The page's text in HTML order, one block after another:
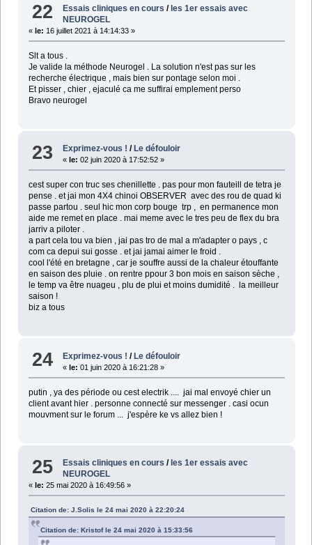
22 Essais cliniques en cours /les 1er essais avec
NEUROGEL
« le: 16 juillet 2021 à 14:14:33 »
Slt a tous .
Je valide la méthode Neurogel . La solution n'est pas sur les
recherche électrique , mais bien sur pontage selon moi .
Et pisser , chier , ejaculé ca me suffirai emplement perso
Bravo neurogel
23 Exprimez-vous ! / Le défouloir
« le: 02 juin 2020 à 17:52:52 »
cest super con truc ses chenillette . pas pour mon fauteill de tetra je
pense . et jai mon 4X4 chinoi OBSERVER avec des rou de quad ki
passe partou . seul hic mon corp bouge trp , en permanence mon
aide me remet en place . mai meme avec le tres peu de flex du bra
jarriv a piloter .
a part cela tou va bien , jai pas tro de mal a m'adapter o pays , c
com ca depui sui gosse . et jai jamai aimer le froid .
cool l'été en bretagne , car je souffre aussi de la chaleur étouffante
en saison des pluie . on rentre ppour 3 bon mois en saison sèche ,
le temp va être nuageu , plu de plui et moins dumidité . la meilleur
saison !
biz a tous
24 Exprimez-vous ! /Le défouloir
«le: 01 juin 2020 à 16:21:28 »
putin , ya des période ou cest electrik .... jai mal envoyé chier un
client avant hier . personne connecté sur messenger . casi ocun
mouvment sur le forum ... j'espère ke vs allez bien !
25 Essais cliniques en cours / les 1er essais avec
NEUROGEL
« le: 25 mai 2020 à 16:49:56 »
Citation de: J.Solis le 24 mai 2020 à 22:20:24
Citation de: Kristof le 24 mai 2020 à 15:33:56